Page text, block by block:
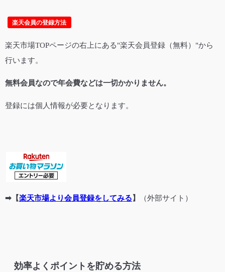
楽天会員の登録方法
楽天市場TOPページの右上にある"楽天会員登録（無料）"から
行います。
無料会員なので年会費などは一切かかりません。
登録には個人情報が必要となります。
➡【楽天市場より会員登録をしてみる 】 （外部サイト）
効率よくポイントを貯める方法